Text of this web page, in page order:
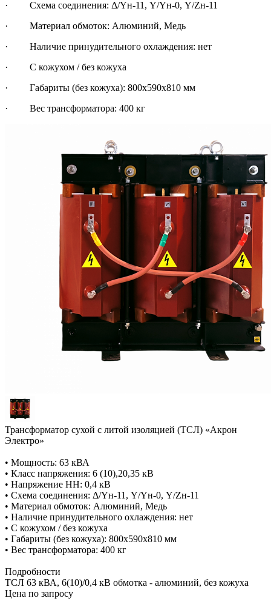
· Схема соединения: Δ/Yн-11, Y/Yн-0, Y/Zн-11
· Материал обмоток: Алюминий, Медь
· Наличие принудительного охлаждения: нет
· С кожухом / без кожуха
· Габариты (без кожуха): 800х590х810 мм
· Вес трансформатора: 400 кг
Трансформатор сухой с литой изоляцией (ТСЛ) «Акрон
Электро»
• Мощность: 63 кВА
• Класс напряжения: 6 (10),20,35 кВ
• Напряжение НН: 0,4 кВ
• Схема соединения: Δ/Yн-11, Y/Yн-0, Y/Zн-11
• Материал обмоток: Алюминий, Медь
• Наличие принудительного охлаждения: нет
• С кожухом / без кожуха
• Габариты (без кожуха): 800х590х810 мм
• Вес трансформатора: 400 кг
Подробности
ТСЛ 63 кВА, 6(10)/0,4 кВ обмотка - алюминий, без кожуха
Цена по запросу